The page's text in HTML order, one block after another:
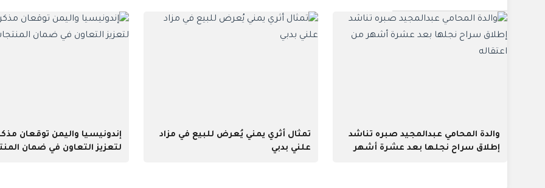
والدة المحامي عبدالمجيد صبره تناشد
إطلاق سراح نجلها بعد عشرة أشهر
تمثال أثري يمني يُعرض للبيع في مزاد
علني بدبي
إندونيسيا واليمن توقعان
لتعزيز التعاون في ضمان